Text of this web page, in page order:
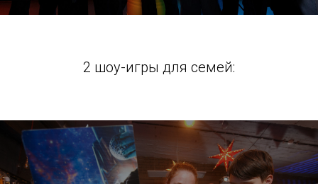
2 шоу-игры для семей: